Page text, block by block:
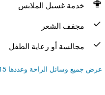
خدمة غسيل الملابس
مجفف الشعر
مجالسة أو رعاية الطفل
عرض جميع وسائل الراحة وعددها 15